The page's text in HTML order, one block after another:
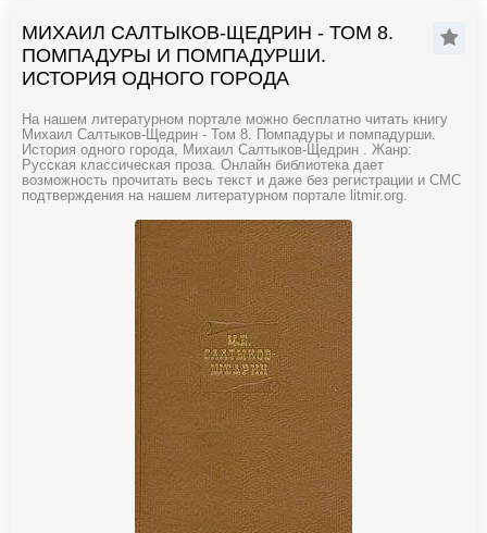
МИХАИЛ САЛТЫКОВ-ЩЕДРИН - ТОМ 8.
ПОМПАДУРЫ И ПОМПАДУРШИ.
ИСТОРИЯ ОДНОГО ГОРОДА
На нашем литературном портале можно бесплатно читать книгу
Михаил Салтыков-Щедрин - Том 8. Помпадуры и помпадурши.
История одного города, Михаил Салтыков-Щедрин . Жанр:
Русская классическая проза. Онлайн библиотека дает
возможность прочитать весь текст и даже без регистрации и СМС
подтверждения на нашем литературном портале litmir.org.